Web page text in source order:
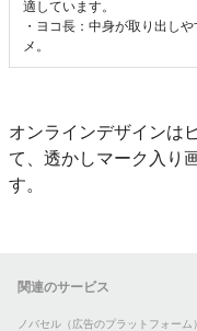
適しています。
・ヨコ長：中身が取り出し
メ。
オンラインデザインは
て、透かしマーク入り
す。
関連のサービス
ノバセル（広告のプラットフォーム）